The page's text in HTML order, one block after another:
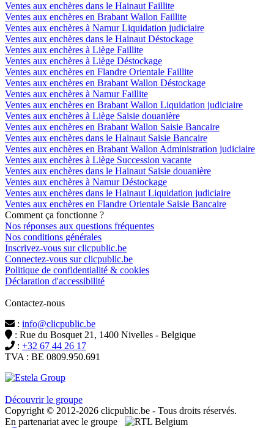
Ventes aux enchères dans le Hainaut Faillite
Ventes aux enchères en Brabant Wallon Faillite
Ventes aux enchères à Namur Liquidation judiciaire
Ventes aux enchères dans le Hainaut Déstockage
Ventes aux enchères à Liège Faillite
Ventes aux enchères à Liège Déstockage
Ventes aux enchères en Flandre Orientale Faillite
Ventes aux enchères en Brabant Wallon Déstockage
Ventes aux enchères à Namur Faillite
Ventes aux enchères en Brabant Wallon Liquidation judiciaire
Ventes aux enchères à Liège Saisie douanière
Ventes aux enchères en Brabant Wallon Saisie Bancaire
Ventes aux enchères dans le Hainaut Saisie Bancaire
Ventes aux enchères en Brabant Wallon Administration judiciaire
Ventes aux enchères à Liège Succession vacante
Ventes aux enchères dans le Hainaut Saisie douanière
Ventes aux enchères à Namur Déstockage
Ventes aux enchères dans le Hainaut Liquidation judiciaire
Ventes aux enchères en Flandre Orientale Saisie Bancaire
Comment ça fonctionne ?
Nos réponses aux questions fréquentes
Nos conditions générales
Inscrivez-vous sur clicpublic.be
Connectez-vous sur clicpublic.be
Politique de confidentialité & cookies
Déclaration d'accessibilité
Contactez-nous
: info@clicpublic.be
: Rue du Bosquet 21, 1400 Nivelles - Belgique
: +32 67 44 26 17
TVA : BE 0809.950.691
Découvrir le groupe
Copyright © 2012-2026 clicpublic.be - Tous droits réservés.
En partenariat avec le groupe